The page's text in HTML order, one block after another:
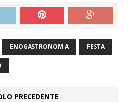
ENOGASTRONOMIA FESTA
PRECEDENTE